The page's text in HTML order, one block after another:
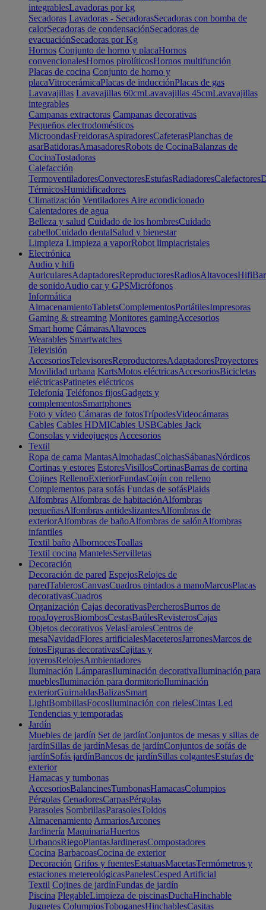
integrablesLavadoras por kg
Secadoras Lavadoras - SecadorasSecadoras con bomba de
calorSecadoras de condensaciónSecadoras de
evacuaciónSecadoras por Kg
Hornos Conjunto de horno y placaHornos
convencionalesHornos pirolíticosHornos multifunción
Placas de cocina Conjunto de horno y
placaVitrocerámicaPlacas de inducciónPlacas de gas
Lavavajillas Lavavajillas 60cmLavavajillas 45cmLavavajillas
integrables
Campanas extractoras Campanas decorativas
Pequeños electrodomésticos
MicroondasFreidorasAspiradoresCafeterasPlanchas de
asarBatidorasAmasadoresRobots de CocinaBalanzas de
CocinaTostadoras
Calefacción
TermoventiladoresConvectoresEstufasRadiadoresCalefactores
TérmicosHumidificadores
Climatización Ventiladores Aire acondicionado
Calentadores de agua
Belleza y salud Cuidado de los hombresCuidado
cabelloCuidado dentalSalud y bienestar
Limpieza Limpieza a vaporRobot limpiacristales
Electrónica
Audio y hifi
AuricularesAdaptadoresReproductoresRadiosAltavocesHifi
de sonidoAudio car y GPSMicrófonos
Informática
AlmacenamientoTabletsComplementosPortátilesImpresoras
Gaming & streaming Monitores gamingAccesorios
Smart home CámarasAltavoces
Wearables Smartwatches
Televisión
AccesoriosTelevisoresReproductoresAdaptadoresProyectores
Movilidad urbana KartsMotos eléctricasAccesoriosBicicletas
eléctricasPatinetes eléctricos
Telefonía Teléfonos fijosGadgets y
complementosSmartphones
Foto y vídeo Cámaras de fotosTrípodesVideocámaras
Cables Cables HDMICables USBCables Jack
Consolas y videojuegos Accesorios
Textil
Ropa de cama MantasAlmohadasColchasSábanasNórdicos
Cortinas y estores EstoresVisillosCortinasBarras de cortina
Cojines RellenoExteriorFundasCojín con relleno
Complementos para sofás Fundas de sofásPlaids
Alfombras Alfombras de habitaciónAlfombras
pequeñasAlfombras antideslizantesAlfombras de
exteriorAlfombras de bañoAlfombras de salónAlfombras
infantiles
Textil baño AlbornocesToallas
Textil cocina MantelesServilletas
Decoración
Decoración de pared EspejosRelojes de
paredTablerosCanvasCuadros pintados a manoMarcosPlacas
decorativasCuadros
Organización Cajas decorativasPercherosBurros de
ropaJoyerosBiombosCestasBaúlesRevisterosCajas
Objetos decorativos VelasFarolesCentros de
mesaNavidadFlores artificialesMaceterosJarronesMarcos de
fotosFiguras decorativasCajitas y
joyerosRelojesAmbientadores
Iluminación LámparasIluminación decorativaIluminación para
mueblesIluminación para dormitorioIluminación
exteriorGuirnaldasBalizasSmart
LightBombillasFocosIluminación con rielesCintas Led
Tendencias y temporadas
Jardín
Muebles de jardín Set de jardínConjuntos de mesas y sillas de
jardínSillas de jardínMesas de jardínConjuntos de sofás de
jardínSofás jardínBancos de jardínSillas colgantesEstufas de
exterior
Hamacas y tumbonas
AccesoriosBalancinesTumbonasHamacasColumpios
Pérgolas CenadoresCarpasPérgolas
Parasoles SombrillasParasolesToldos
Almacenamiento ArmariosArcones
Jardinería MaquinariaHuertos
UrbanosRiegoPlantasJardinerasCompostadores
Cocina BarbacoasCocina de exterior
Decoración Grifos y fuentesEstatuasMacetasTermómetros y
estaciones metereológicasPanelesCesped Artificial
Textil Cojines de jardínFundas de jardín
Piscina PlegableLimpieza de piscinasDuchaHinchable
Juguetes ColumpiosToboganesHinchablesCasitas